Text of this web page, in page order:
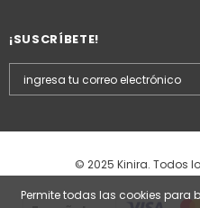
Permite todas las cookies para
¡SUSCRÍBETE!
© 2025 Kinira. Todos